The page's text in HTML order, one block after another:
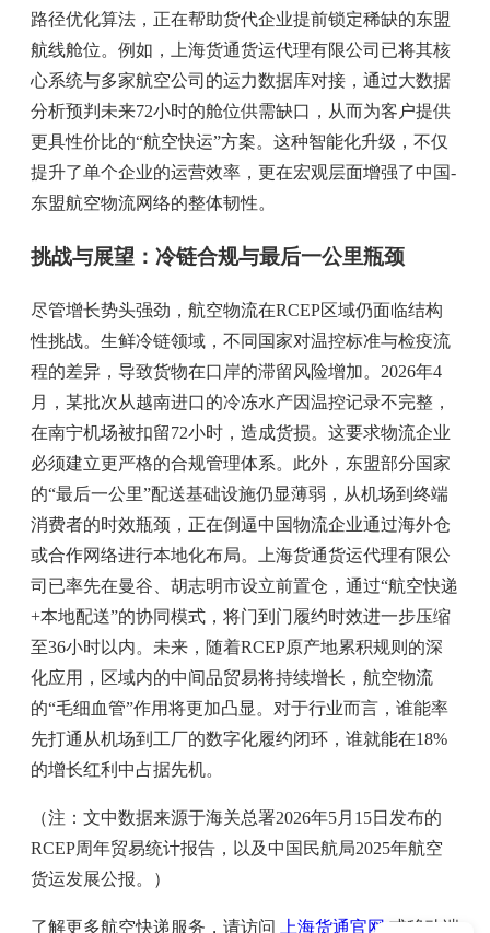
路径优化算法，正在帮助货代企业提前锁定稀缺的东盟
航线舱位。例如，上海货通货运代理有限公司已将其核
心系统与多家航空公司的运力数据库对接，通过大数据
分析预判未来72小时的舱位供需缺口，从而为客户提供
更具性价比的“航空快运”方案。这种智能化升级，不仅
提升了单个企业的运营效率，更在宏观层面增强了中国-
东盟航空物流网络的整体韧性。
挑战与展望：冷链合规与最后一公里瓶颈
尽管增长势头强劲，航空物流在RCEP区域仍面临结构
性挑战。生鲜冷链领域，不同国家对温控标准与检疫流
程的差异，导致货物在口岸的滞留风险增加。2026年4
月，某批次从越南进口的冷冻水产因温控记录不完整，
在南宁机场被扣留72小时，造成货损。这要求物流企业
必须建立更严格的合规管理体系。此外，东盟部分国家
的“最后一公里”配送基础设施仍显薄弱，从机场到终端
消费者的时效瓶颈，正在倒逼中国物流企业通过海外仓
或合作网络进行本地化布局。上海货通货运代理有限公
司已率先在曼谷、胡志明市设立前置仓，通过“航空快递
+本地配送”的协同模式，将门到门履约时效进一步压缩
至36小时以内。未来，随着RCEP原产地累积规则的深
化应用，区域内的中间品贸易将持续增长，航空物流
的“毛细血管”作用将更加凸显。对于行业而言，谁能率
先打通从机场到工厂的数字化履约闭环，谁就能在18%
的增长红利中占据先机。
（注：文中数据来源于海关总署2026年5月15日发布的
RCEP周年贸易统计报告，以及中国民航局2025年航空
货运发展公报。）
了解更多航空快递服务，请访问 上海货通官网 或移动端